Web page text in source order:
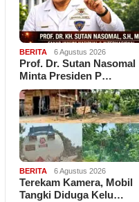
BERITA 6 Agustus 2026
Prof. Dr. Sutan Nasomal
Minta Presiden P…
BERITA 6 Agustus 2026
Terekam Kamera, Mobil
Tangki Diduga Kelu…